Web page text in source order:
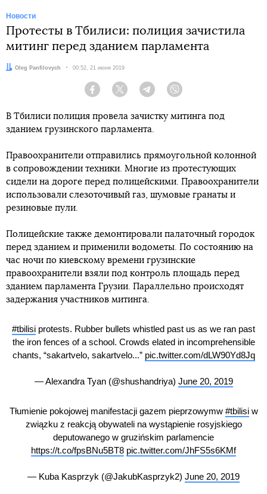
Новости
Протесты в Тбилиси: полиция зачистила
митинг перед зданием парламента
Автор:
Oleg Panfilovych Дата:
00:52, 21 июня 2019
Facebook Twitter Telegram
В Тбилиси полиция провела зачистку митинга под
зданием грузинского парламента.
Правоохранители отправились прямоугольной колонной
в сопровождении техники. Многие из протестующих
сидели на дороге перед полицейскими. Правоохранители
использовали слезоточивый газ, шумовые гранаты и
резиновые пули.
Полицейские также демонтировали палаточный городок
перед зданием и применили водометы. По состоянию на
час ночи по киевскому времени грузинские
правоохранители взяли под контроль площадь перед
зданием парламента Грузии. Параллельно происходят
задержания участников митинга.
#tbilisi protests. Rubber bullets whistled past us as we ran past
the iron fences of a school. Crowds elated in incomprehensible
chants, “sakartvelo, sakartvelo...” pic.twitter.com/dLW90Yd8Jq
— Alexandra Tyan (@shushandriya) June 20, 2019
Tłumienie pokojowej manifestacji gazem pieprzowymw #tbilisiw
związku z reakcją obywateli na wystąpienie rosyjskiego
deputowanego w gruzińskim parlamencie
https://t.co/fpsBNu5BT8 pic.twitter.com/JhFS5s6KMf
— Kuba Kasprzyk (@JakubKasprzyk2) June 20, 2019